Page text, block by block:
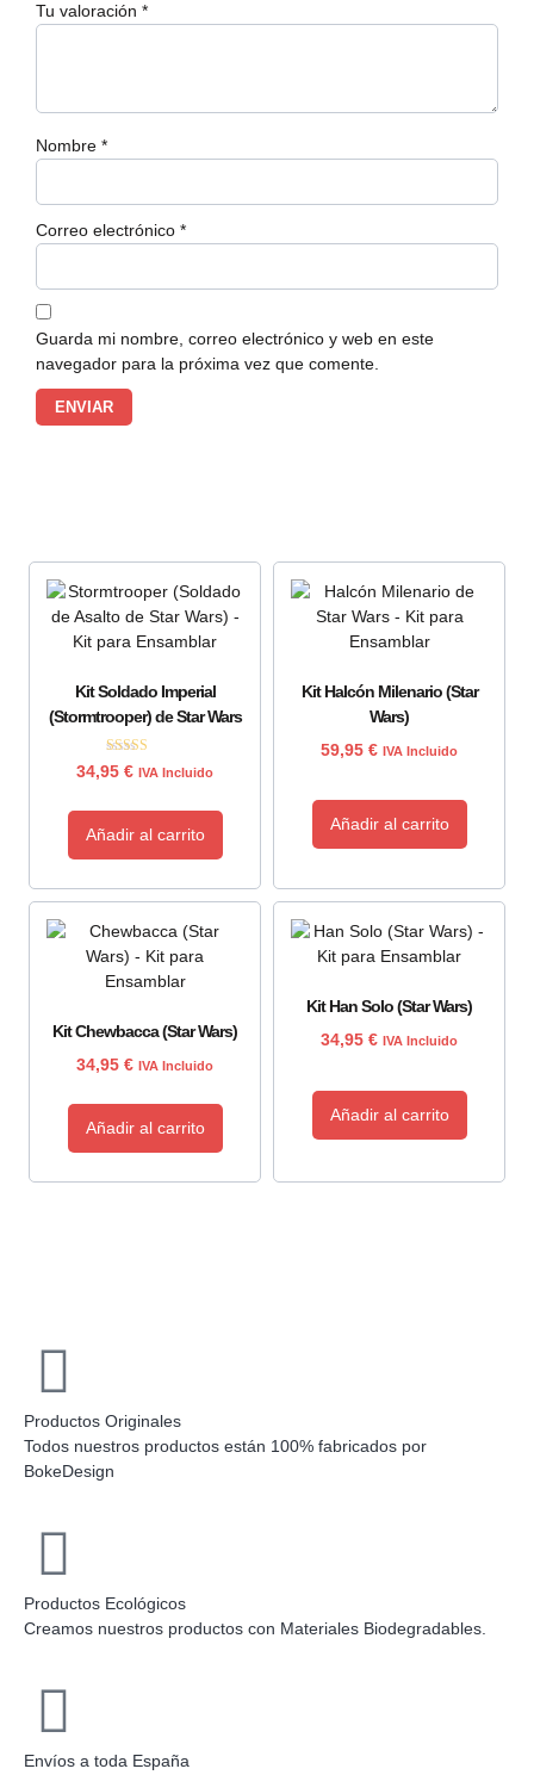
Tu valoración *
Nombre *
Correo electrónico *
Guarda mi nombre, correo electrónico y web en este
navegador para la próxima vez que comente.
Kit Soldado Imperial
(Stormtrooper) de Star Wars
Valorado con
5.00
34,95 € IVA Incluido
Añadir al carrito
Kit Halcón Milenario (Star
Wars)
59,95 € IVA Incluido
Añadir al carrito
Kit Chewbacca (Star Wars)
34,95 € IVA Incluido
Añadir al carrito
Kit Han Solo (Star Wars)
34,95 € IVA Incluido
Añadir al carrito
Productos Originales
Todos nuestros productos están 100% fabricados por
BokeDesign
Productos Ecológicos
Creamos nuestros productos con Materiales Biodegradables.
Envíos a toda España